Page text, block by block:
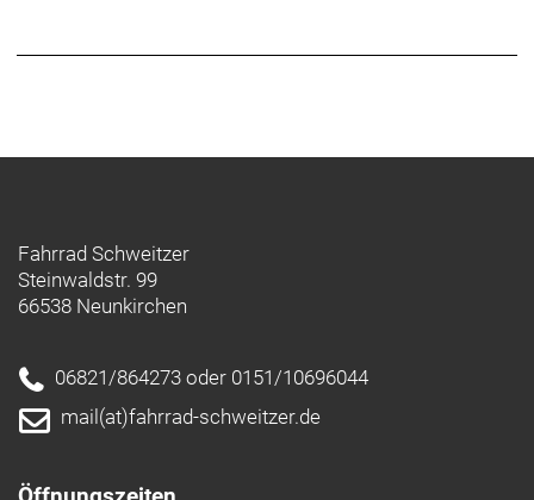
Fahrrad Schweitzer
Steinwaldstr. 99
66538 Neunkirchen
06821/864273 oder 0151/10696044
mail(at)fahrrad-schweitzer.de